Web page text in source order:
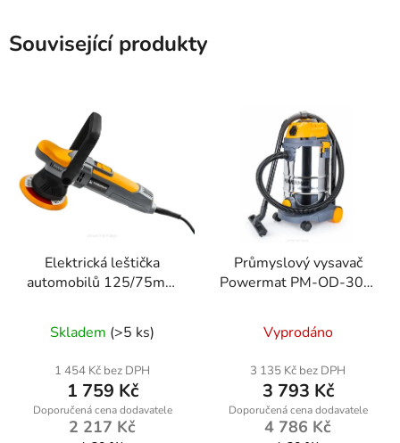
Související produkty
Elektrická leštička
automobilů 125/75mm
Skladem (>5 ks)
1 454 Kč bez DPH
1 759 Kč
2 217 Kč
Průmyslový vysavač
Powermat PM-OD-30M
suché/mokré s
mechanickým oklepem
Vyprodáno
3 135 Kč bez DPH
3 793 Kč
4 786 Kč